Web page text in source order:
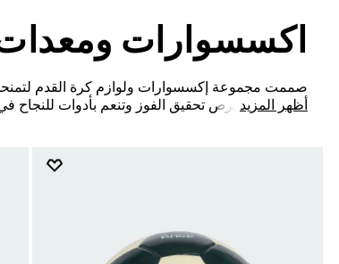
اكسسوارات
صممت مجموعة إكسسوارات ولوازم كرة القدم
تمنح نفسك فرص تحقيق الفوز وتنعم بأدوات للنجاح في
أظهر المزيد